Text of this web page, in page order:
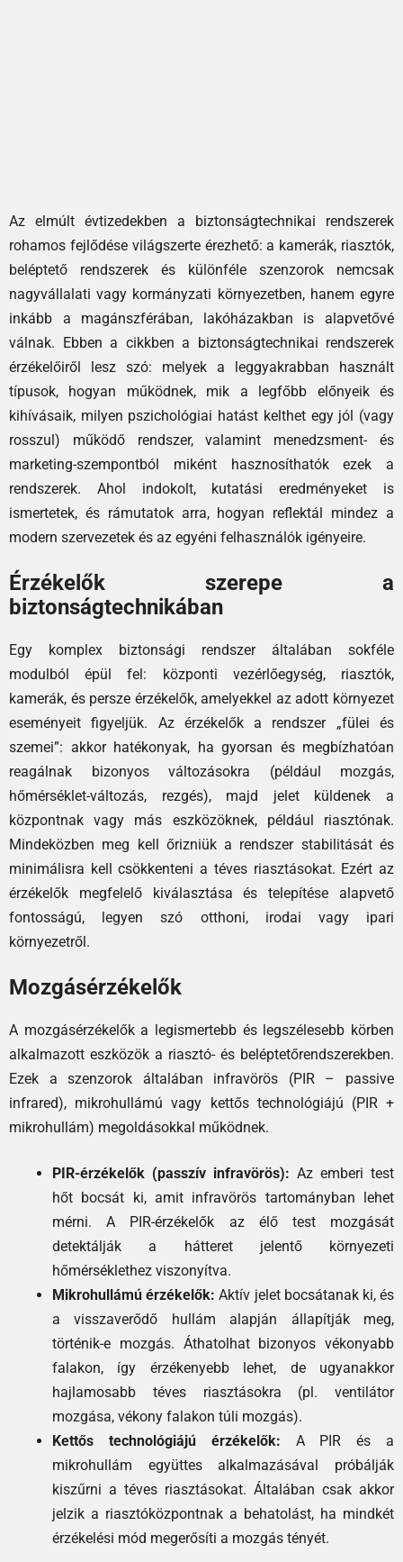
Az elmúlt évtizedekben a biztonságtechnikai rendszerek
rohamos fejlődése világszerte érezhető: a kamerák, riasztók,
beléptető rendszerek és különféle szenzorok nemcsak
nagyvállalati vagy kormányzati környezetben, hanem egyre
inkább a magánszférában, lakóházakban is alapvetővé
válnak. Ebben a cikkben a biztonságtechnikai rendszerek
érzékelőiről lesz szó: melyek a leggyakrabban használt
típusok, hogyan működnek, mik a legfőbb előnyeik és
kihívásaik, milyen pszichológiai hatást kelthet egy jól (vagy
rosszul) működő rendszer, valamint menedzsment- és
marketing-szempontból miként hasznosíthatók ezek a
rendszerek. Ahol indokolt, kutatási eredményeket is
ismertetek, és rámutatok arra, hogyan reflektál mindez a
modern szervezetek és az egyéni felhasználók igényeire.
Érzékelők szerepe a
biztonságtechnikában
Egy komplex biztonsági rendszer általában sokféle
modulból épül fel: központi vezérlőegység, riasztók,
kamerák, és persze érzékelők, amelyekkel az adott környezet
eseményeit figyeljük. Az érzékelők a rendszer „fülei és
szemei”: akkor hatékonyak, ha gyorsan és megbízhatóan
reagálnak bizonyos változásokra (például mozgás,
hőmérséklet-változás, rezgés), majd jelet küldenek a
központnak vagy más eszközöknek, például riasztónak.
Mindeközben meg kell őrizniük a rendszer stabilitását és
minimálisra kell csökkenteni a téves riasztásokat. Ezért az
érzékelők megfelelő kiválasztása és telepítése alapvető
fontosságú, legyen szó otthoni, irodai vagy ipari
környezetről.
Mozgásérzékelők
A mozgásérzékelők a legismertebb és legszélesebb körben
alkalmazott eszközök a riasztó- és beléptetőrendszerekben.
Ezek a szenzorok általában infravörös (PIR – passive
infrared), mikrohullámú vagy kettős technológiájú (PIR +
mikrohullám) megoldásokkal működnek.
PIR-érzékelők (passzív infravörös): Az emberi test
hőt bocsát ki, amit infravörös tartományban lehet
mérni. A PIR-érzékelők az élő test mozgását
detektálják a hátteret jelentő környezeti
hőmérséklethez viszonyítva.
Mikrohullámú érzékelők: Aktív jelet bocsátanak ki, és
a visszaverődő hullám alapján állapítják meg,
történik-e mozgás. Áthatolhat bizonyos vékonyabb
falakon, így érzékenyebb lehet, de ugyanakkor
hajlamosabb téves riasztásokra (pl. ventilátor
mozgása, vékony falakon túli mozgás).
Kettős technológiájú érzékelők: A PIR és a
mikrohullám együttes alkalmazásával próbálják
kiszűrni a téves riasztásokat. Általában csak akkor
jelzik a riasztóközpontnak a behatolást, ha mindkét
érzékelési mód megerősíti a mozgás tényét.